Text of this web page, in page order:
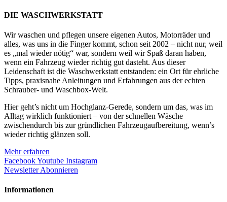
DIE WASCHWERKSTATT
Wir waschen und pflegen unsere eigenen Autos, Motorräder und
alles, was uns in die Finger kommt, schon seit 2002 – nicht nur, weil
es „mal wieder nötig“ war, sondern weil wir Spaß daran haben,
wenn ein Fahrzeug wieder richtig gut dasteht. Aus dieser
Leidenschaft ist die Waschwerkstatt entstanden: ein Ort für ehrliche
Tipps, praxisnahe Anleitungen und Erfahrungen aus der echten
Schrauber- und Waschbox-Welt.
Hier geht’s nicht um Hochglanz-Gerede, sondern um das, was im
Alltag wirklich funktioniert – von der schnellen Wäsche
zwischendurch bis zur gründlichen Fahrzeugaufbereitung, wenn’s
wieder richtig glänzen soll.
Mehr erfahren
FacebookYoutube Instagram
Newsletter Abonnieren
Informationen